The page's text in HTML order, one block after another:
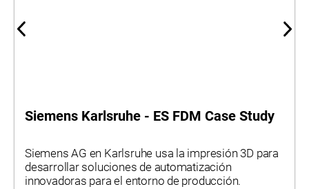
Siemens Karlsruhe - ES FDM Case Study
Siemens AG en Karlsruhe usa la impresión 3D para
desarrollar soluciones de automatización
innovadoras para el entorno de producción.